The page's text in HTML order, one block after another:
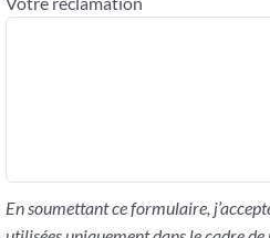
En soumettant ce formulaire,